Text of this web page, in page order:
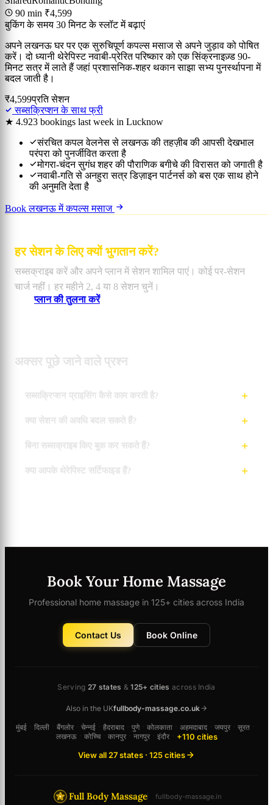
90 min ₹4,599
बुकिंग के समय 30 मिनट के स्लॉट में बढ़ाएं
अपने लखनऊ घर पर एक सुरुचिपूर्ण कपल्स मसाज से अपने जुड़ाव को पोषित
करें। दो ध्यानी थेरेपिस्ट नवाबी-प्रेरित परिष्कार को एक सिंक्रनाइज़्ड 90-
मिनट सत्र में लाते हैं जहां प्रशासनिक-शहर थकान साझा सभ्य पुनर्स्थापना में
बदल जाती है।
₹4,599प्रति सेशन
सब्सक्रिप्शन के साथ फ्री
★ 4.923 bookings last week in Lucknow
संरचित कपल वेलनेस से लखनऊ की तहज़ीब की आपसी देखभाल
परंपरा को पुनर्जीवित करता है
मोगरा-चंदन सुगंध शहर की पौराणिक बगीचे की विरासत को जगाती है
नवाबी-गति से अनहुरा सत्र डिज़ाइन पार्टनर्स को बस एक साथ होने
की अनुमति देता है
Book लखनऊ में कपल्स मसाज
हर सेशन के लिए क्यों भुगतान करें?
सब्सक्राइब करें और अपने प्लान में सेशन शामिल पाएं। कोई पर-सेशन
चार्ज नहीं। हर महीने 2, 4 या 8 सेशन चुनें।
प्लान की तुलना करें
अक्सर पूछे जाने वाले प्रश्न
सब्सक्रिप्शन प्राइसिंग कैसे काम करती है?
क्या सेशन की अवधि बदल सकते हैं?
बिना सब्सक्राइब किए बुक कर सकते हैं?
क्या आपके थेरेपिस्ट सर्टिफाइड हैं?
Book Your Home Massage
Professional home massage in 125+ cities across India
Contact Us Book Online
Serving 27 states &125+ cities across India
Also in the UKfullbody-massage.co.uk
मुंबई · दिल्ली · बैंगलोर · चेन्नई · हैदराबाद · पुणे · कोलकाता · अहमदाबाद · जयपुर · सूरत ·
लखनऊ · कोच्चि · कानपुर · नागपुर · इंदौर · +110 cities
View all 27 states · 125 cities
Full Body Massage
fullbody-massage.in